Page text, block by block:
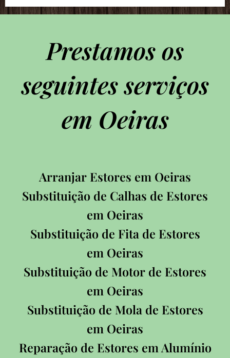
Prestamos os
seguintes serviços
em Oeiras
Arranjar Estores em Oeiras
Substituição de Calhas de Estores
em Oeiras
Substituição de Fita de Estores
em Oeiras
Substituição de Motor de Estores
em Oeiras
Substituição de Mola de Estores
em Oeiras
Reparação de Estores em Alumínio